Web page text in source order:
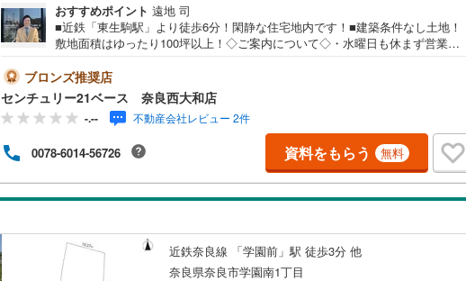
おすすめポイント 遠地 司
■近鉄「東生駒駅」より徒歩6分！閑静な住宅地内です！■建築条件なし土地！
敷地面積はゆったり100坪以上！◇ご案内について◇・水曜日も休まず営業
ご対応できます！◇住宅ローンもお任せください！◇・提携銀行多数あり（地
方銀行・都市銀行・信用金庫etc）・優遇後適用金利 0.875％～（審査内容によ
り異なります）--- ◇◇ Yahoo！不動産キャンペーン対象店舗 ◇◇ ----当店で物
件を成約いただくとPayPayボーナスライトがもらえる【Yahoo！不動産/物件ご
成約キャンペーン】の対象になります。「資料をもらう」「見学予約をする」
からエントリーください。※必ずYahoo！ JAPAN IDでログインのうえお問い合
ブロンズ推奨店
センチュリー21ベース 奈良西大和店
-.-- 不動産会社レビュー 2件
0078-6014-56726 資料をもらう 無料
近鉄奈良線 「学園前」駅 徒歩3分 他
奈良県奈良市学園南1丁目